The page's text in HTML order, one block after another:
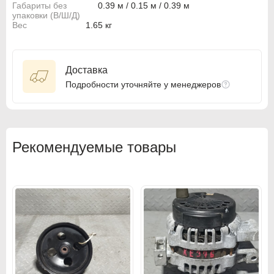
Габариты без
упаковки (В/Ш/Д)
0.39 м / 0.15 м / 0.39 м
Вес
1.65 кг
Доставка
Подробности уточняйте у менеджеров
Рекомендуемые товары
BMW
Cadillac
Citroen
Dacia
Daewoo
Dodge
BMW
Cadillac
Citroen
Dacia
Daewoo
Dodge